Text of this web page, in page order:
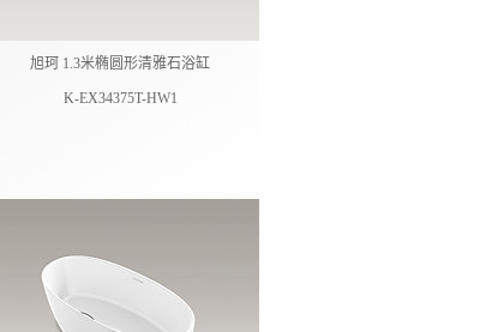
旭珂 1.3米椭圆形清雅石浴缸
K-EX34375T-HW1